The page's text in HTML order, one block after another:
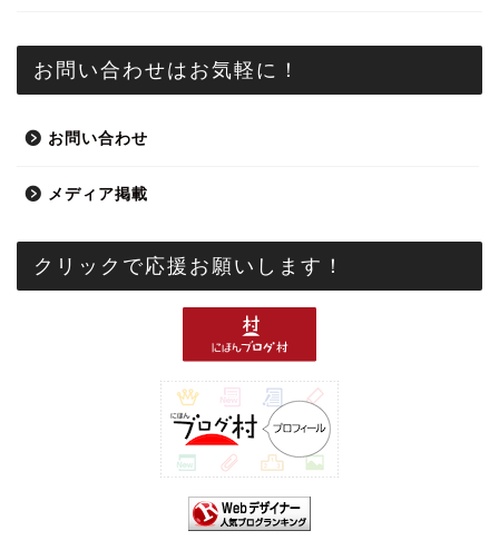
お問い合わせはお気軽に！
お問い合わせ
メディア掲載
クリックで応援お願いします！